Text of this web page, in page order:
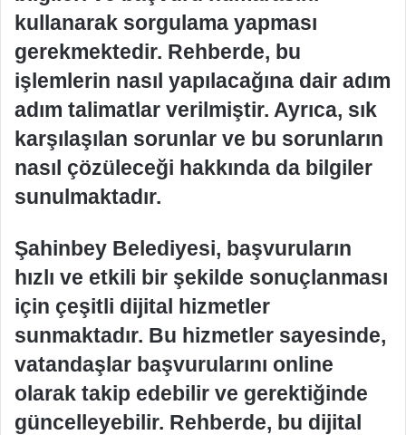
kullanarak sorgulama yapması
gerekmektedir. Rehberde, bu
işlemlerin nasıl yapılacağına dair adım
adım talimatlar verilmiştir. Ayrıca, sık
karşılaşılan sorunlar ve bu sorunların
nasıl çözüleceği hakkında da bilgiler
sunulmaktadır.
Şahinbey Belediyesi, başvuruların
hızlı ve etkili bir şekilde sonuçlanması
için çeşitli dijital hizmetler
sunmaktadır. Bu hizmetler sayesinde,
vatandaşlar başvurularını online
olarak takip edebilir ve gerektiğinde
güncelleyebilir. Rehberde, bu dijital